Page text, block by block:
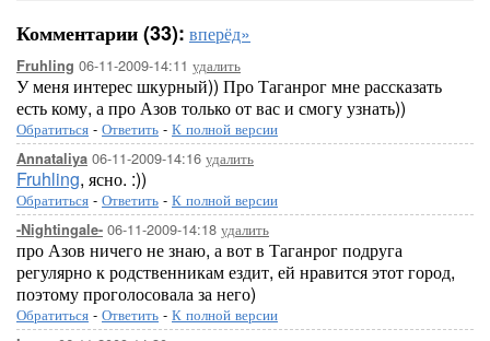
Комментарии (33): вперёд»
Fruhling 06-11-2009-14:11 удалить
У меня интерес шкурный)) Про Таганрог мне рассказать
есть кому, а про Азов только от вас и смогу узнать))
Обратиться - Ответить - К полной версии
Annataliya 06-11-2009-14:16 удалить
Fruhling, ясно. :))
Обратиться - Ответить - К полной версии
-Nightingale- 06-11-2009-14:18 удалить
про Азов ничего не знаю, а вот в Таганрог подруга
регулярно к родственникам ездит, ей нравится этот город,
поэтому проголосовала за него)
Обратиться - Ответить - К полной версии